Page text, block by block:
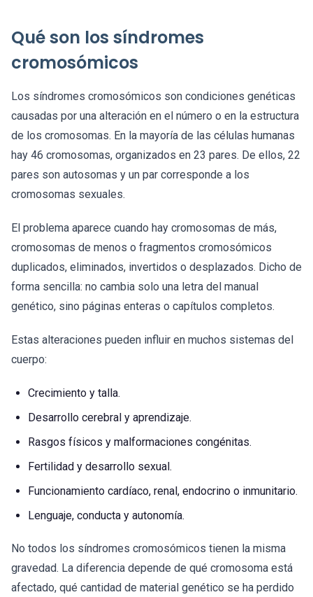
Qué son los síndromes
cromosómicos
Los síndromes cromosómicos son condiciones genéticas
causadas por una alteración en el número o en la estructura
de los cromosomas. En la mayoría de las células humanas
hay 46 cromosomas, organizados en 23 pares. De ellos, 22
pares son autosomas y un par corresponde a los
cromosomas sexuales.
El problema aparece cuando hay cromosomas de más,
cromosomas de menos o fragmentos cromosómicos
duplicados, eliminados, invertidos o desplazados. Dicho de
forma sencilla: no cambia solo una letra del manual
genético, sino páginas enteras o capítulos completos.
Estas alteraciones pueden influir en muchos sistemas del
cuerpo:
Crecimiento y talla.
Desarrollo cerebral y aprendizaje.
Rasgos físicos y malformaciones congénitas.
Fertilidad y desarrollo sexual.
Funcionamiento cardíaco, renal, endocrino o inmunitario.
Lenguaje, conducta y autonomía.
No todos los síndromes cromosómicos tienen la misma
gravedad. La diferencia depende de qué cromosoma está
afectado, qué cantidad de material genético se ha perdido